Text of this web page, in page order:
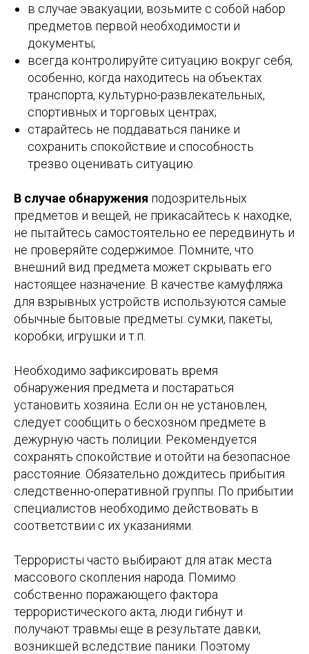
в случае эвакуации, возьмите с собой набор
предметов первой необходимости и
документы;
всегда контролируйте ситуацию вокруг себя,
особенно, когда находитесь на объектах
транспорта, культурно-развлекательных,
спортивных и торговых центрах;
старайтесь не поддаваться панике и
сохранить спокойствие и способность
трезво оценивать ситуацию.
В случае обнаружения подозрительных
предметов и вещей, не прикасайтесь к находке,
не пытайтесь самостоятельно ее передвинуть и
не проверяйте содержимое. Помните, что
внешний вид предмета может скрывать его
настоящее назначение. В качестве камуфляжа
для взрывных устройств используются самые
обычные бытовые предметы: сумки, пакеты,
коробки, игрушки и т.п.
Необходимо зафиксировать время
обнаружения предмета и постараться
установить хозяина. Если он не установлен,
следует сообщить о бесхозном предмете в
дежурную часть полиции. Рекомендуется
сохранять спокойствие и отойти на безопасное
расстояние. Обязательно дождитесь прибытия
следственно-оперативной группы. По прибытии
специалистов необходимо действовать в
соответствии с их указаниями.
Террористы часто выбирают для атак места
массового скопления народа. Помимо
собственно поражающего фактора
террористического акта, люди гибнут и
получают травмы еще в результате давки,
возникшей вследствие паники. Поэтому